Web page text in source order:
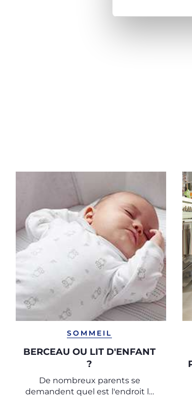
SOMMEIL
BERCEAU OU LIT D'ENFANT
?
De nombreux parents se
demandent quel est l'endroit le